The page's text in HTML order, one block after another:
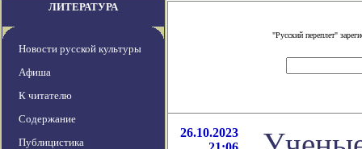
ЛИТЕРАТУРА
Новости русской культуры
Афиша
К читателю
Содержание
Публицистика
"Русский переплет"
26.10.2023